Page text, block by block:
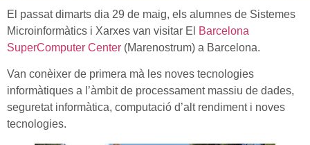
El passat dimarts dia 29 de maig, els alumnes de Sistemes
Microinformàtics i Xarxes van visitar El
Barcelona
SuperComputer Center (Marenostrum) a Barcelona.
Van conèixer de primera mà les noves tecnologies
informàtiques a l’àmbit de processament massiu de dades,
seguretat informàtica, computació d’alt rendiment i noves
tecnologies.